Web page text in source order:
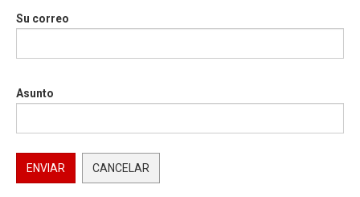
Su correo
Asunto
ENVIAR CANCELAR